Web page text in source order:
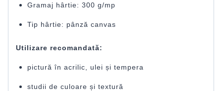
Gramaj hârtie: 300 g/mp
Tip hârtie: pânză canvas
Utilizare recomandată:
pictură în acrilic, ulei și tempera
studii de culoare și textură